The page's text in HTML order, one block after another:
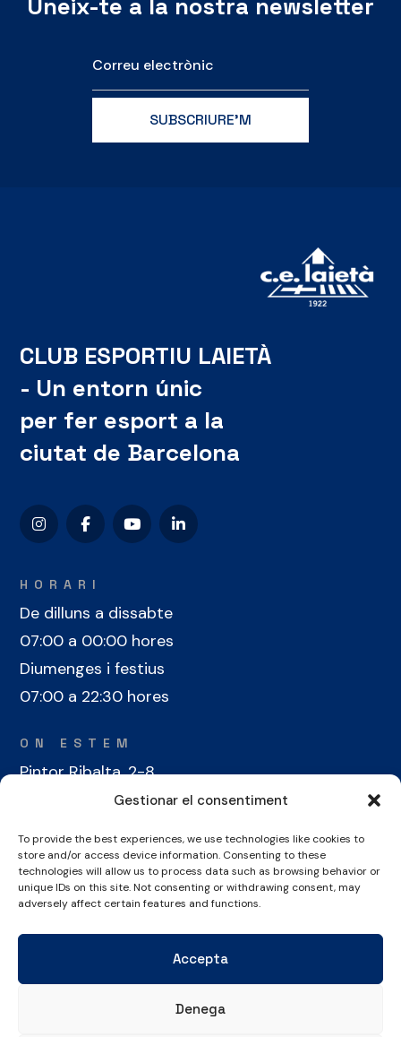
Gestionar el consentiment
To provide the best experiences, we use technologies like cookies to
store and/or access device information. Consenting to these
technologies will allow us to process data such as browsing behavior or
unique IDs on this site. Not consenting or withdrawing consent, may
adversely affect certain features and functions.
Accepta
Denega
Uneix-te a la nostra newsletter
CLUB ESPORTIU LAIETÀ
- Un entorn únic
per fer esport a la
ciutat de Barcelona
HORARI
De dilluns a dissabte
07:00 a 00:00 hores
Diumenges i festius
07:00 a 22:30 hores
ON ESTEM
Pintor Ribalta, 2-8
08028 Barcelona
CONTACTE
+34 934 486 350
cel@laieta.cat